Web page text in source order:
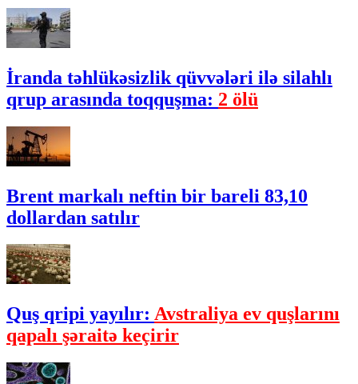
İranda təhlükəsizlik qüvvələri ilə silahlı
qrup arasında toqquşma: 2 ölü
Brent markalı neftin bir bareli 83,10
dollardan satılır
Quş qripi yayılır: Avstraliya ev quşlarını
qapalı şəraitə keçirir